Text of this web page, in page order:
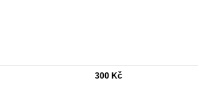
300 Kč